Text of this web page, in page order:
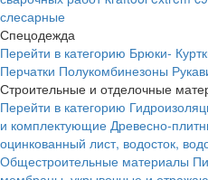
слесарные
Спецодежда
Перейти в категорию Брюки-
Перчатки Полукомбинезоны
Строительные и отделочные
Перейти в категорию
и комплектующие Древесно-
оцинкованный лист, водосток,
Общестроительные материалы